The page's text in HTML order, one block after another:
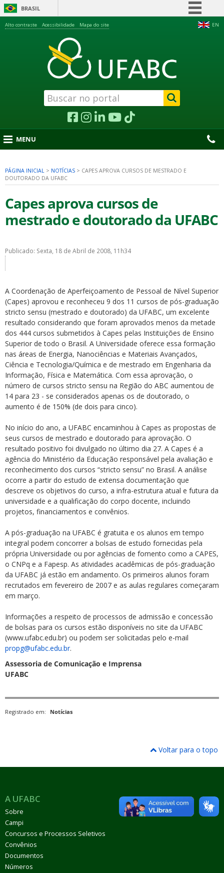
BRASIL
Acesso à informação
Legislação
Canais
EN
Alto contraste Acessibilidade Mapa do site
MENU
PÁGINA INICIAL > NOTÍCIAS > CAPES APROVA CURSOS DE MESTRADO E
DOUTORADO DA UFABC
Capes aprova cursos de
mestrado e doutorado da UFABC
Publicado: Sexta, 18 de Abril de 2008, 11h34
A Coordenação de Aperfeiçoamento de Pessoal de Nível Superior
(Capes) aprovou e reconheceu 9 dos 11 cursos de pós-graduação
stricto sensu (mestrado e doutorado) da UFABC, um excelente
resultado considerando que foram aprovados menos da metade
dos 444 cursos submetidos à Capes pelas Instituições de Ensino
Superior de todo o Brasil. A Universidade oferece essa formação
nas áreas de Energia, Nanociências e Materiais Avançados,
Ciência e Tecnologia/Química e de mestrado em Engenharia da
Informação, Física e Matemática. Com essa aprovação, o
número de cursos stricto sensu na Região do ABC aumentou de
14 para 23 - se considerados apenas os de doutorado, o
aumento é de 150% (de dois para cinco).
No início do ano, a UFABC encaminhou à Capes as propostas de
seus cursos de mestrado e doutorado para aprovação. O
resultado positivo foi divulgado no último dia 27. A Capes é a
agência do Ministério da Educação responsável pela avaliação e
reconhecimento dos cursos “stricto sensu” no Brasil. A análise
ocorre a partir do estudo de extensa documentação que
descreve os objetivos do curso, a infra-estrutura atual e futura da
universidade e a qualificação do corpo docente, incluindo
projetos, financiamentos e convênios.
A pós-graduação na UFABC é gratuita e os alunos em tempo
integral podem concorrer a bolsas de estudo fornecidas pela
própria Universidade ou por agências de fomento como a CAPES,
o CNPq e a Fapesp. As atividades acadêmicas de pós-graduação
da UFABC já estão em andamento. Os primeiros alunos foram
recrutados em fevereiro de 2007 e as aulas regulares começaram
em março.
Informações a respeito de processos de admissão e concessão
de bolsas para os cursos estão disponíveis no site da UFABC
(www.ufabc.edu.br) ou podem ser solicitadas pelo e-mail
propg@ufabc.edu.br.
Assessoria de Comunicação e Imprensa
UFABC
Registrado em: Notícias
Voltar para o topo
A UFABC
Sobre
Campi
Concursos e Processos Seletivos
Convênios
Documentos
Números